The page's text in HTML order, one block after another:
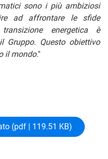
sono i più ambiziosi
ad affrontare le sfide
energetica è
Gruppo. Questo obiettivo
il mondo."
(pdf | 119.51 KB)